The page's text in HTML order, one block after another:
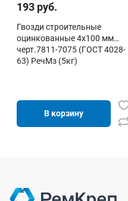
193 руб.
Гвозди строительные
оцинкованные 4х100 мм
черт.7811-7075 (ГОСТ 4028-
63) РечМз (5кг)
В корзину